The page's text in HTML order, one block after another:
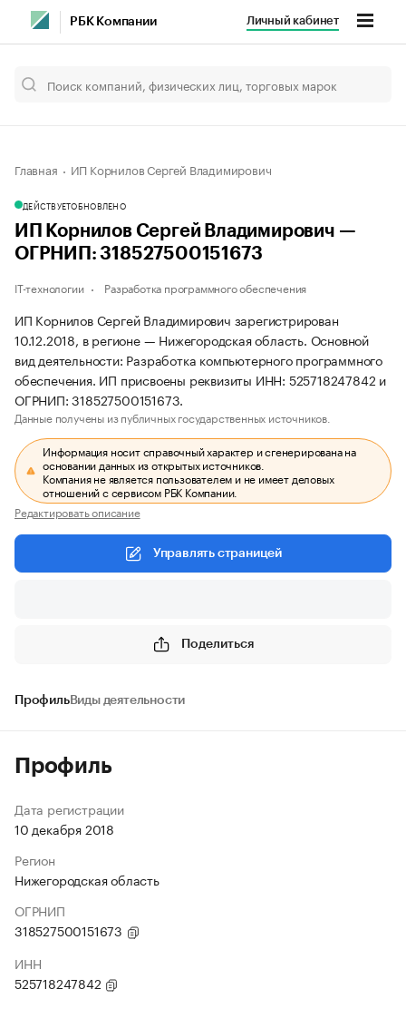
РБК Компании Личный кабинет
Главная ИП Корнилов Сергей Владимирович
ДЕЙСТВУЕТОБНОВЛЕНО
ИП Корнилов Сергей Владимирович —
ОГРНИП: 318527500151673
IT-технологии Разработка программного обеспечения
ИП Корнилов Сергей Владимирович зарегистрирован
10.12.2018, в регионе — Нижегородская область. Основной
вид деятельности: Разработка компьютерного программного
обеспечения. ИП присвоены реквизиты ИНН: 525718247842 и
ОГРНИП: 318527500151673.
Данные получены из публичных государственных источников.
Информация носит справочный характер и сгенерирована на
основании данных из открытых источников.
Компания не является пользователем и не имеет деловых
отношений с сервисом РБК Компании.
Редактировать описание
Управлять страницей
Поделиться
ПрофильВиды деятельности
Профиль
Дата регистрации
10 декабря 2018
Регион
Нижегородская область
ОГРНИП
318527500151673
ИНН
525718247842